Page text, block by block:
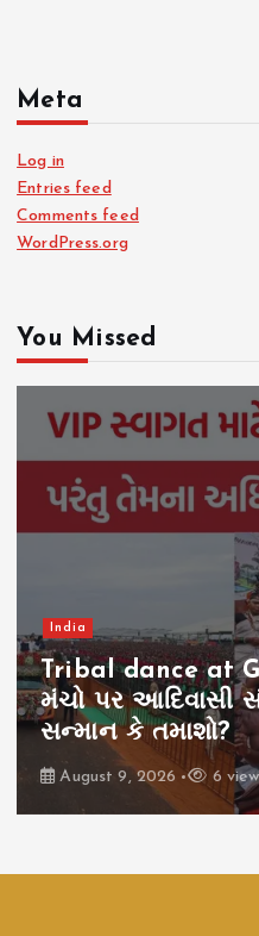
Meta
Log in
Entries feed
Comments feed
WordPress.org
You Missed
Indian
સજા પૂરી છતાં વતન
માછીમારોના
ઉઠાવ્યો મોટો પ્રશ્ન
August 9, 2026 8